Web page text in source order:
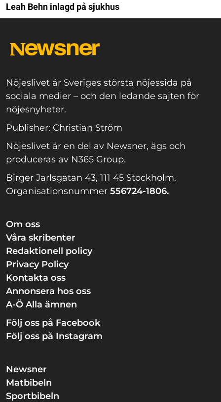
Leah Behn inlagd på sjukhus
Nöjeslivet är Sveriges största nöjessida på
sociala medier – och den ledande sajten för
nöjesnyheter.
Publisher: Christian Ström
Nöjeslivet är en del av Newsner, ägs och
produceras av N365 Group.
Birger Jarlsgatan 43, 111 45 Stockholm.
Organisationsnummer 556724-1806.
Om oss
Våra skribenter
Redaktionell policy
Privacy Policy
Kontakta oss
Annonsera hos oss
A-Ö Alla ämnen
Följ oss på Facebook
Följ oss på Instagram
Newsner
Matbibeln
Sportbibeln